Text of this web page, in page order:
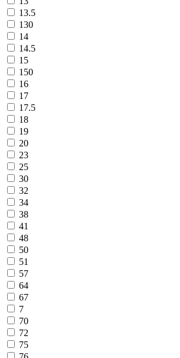
13.5
130
14
14.5
15
150
16
17
17.5
18
19
20
23
25
30
32
34
38
41
48
50
51
57
64
67
7
70
72
75